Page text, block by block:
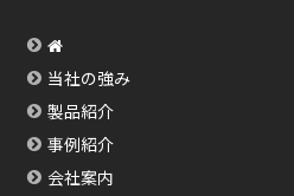
当社の強み
製品紹介
事例紹介
会社案内